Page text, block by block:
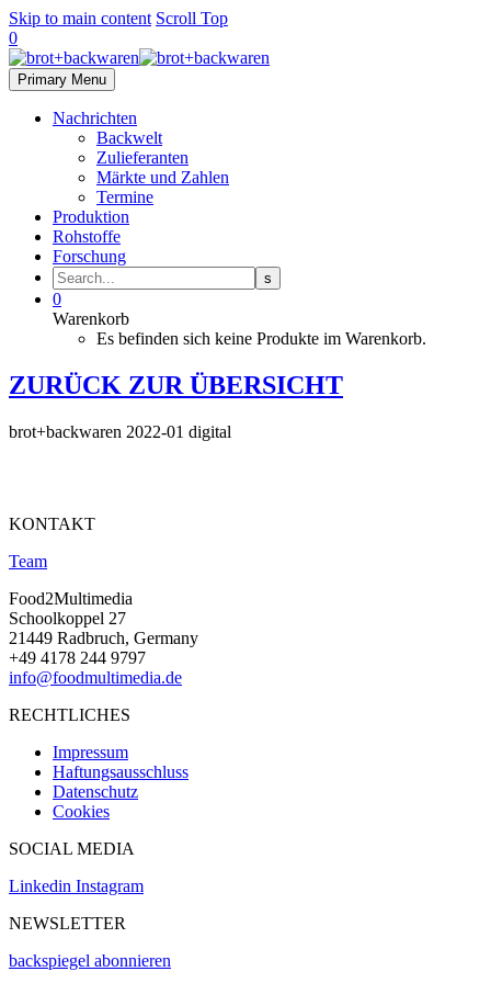
Skip to main content Scroll Top
0
Primary Menu
Nachrichten
Backwelt
Zulieferanten
Märkte und Zahlen
Termine
Produktion
Rohstoffe
Forschung
0
Warenkorb
Es befinden sich keine Produkte im Warenkorb.
ZURÜCK ZUR ÜBERSICHT
brot+backwaren 2022-01 digital
KONTAKT
Team
Food2Multimedia
Schoolkoppel 27
21449 Radbruch, Germany
+49 4178 244 9797
info@foodmultimedia.de
RECHTLICHES
Impressum
Haftungsausschluss
Datenschutz
Cookies
SOCIAL MEDIA
Linkedin Instagram
NEWSLETTER
backspiegel abonnieren